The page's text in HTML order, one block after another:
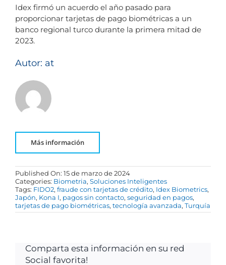
Idex firmó un acuerdo el año pasado para
proporcionar tarjetas de pago biométricas a un
banco regional turco durante la primera mitad de
2023.
Autor: at
Más información
Published On: 15 de marzo de 2024
Categories: Biometria, Soluciones Inteligentes
Tags: FIDO2, fraude con tarjetas de crédito, Idex Biometrics,
Japón, Kona I, pagos sin contacto, seguridad en pagos,
tarjetas de pago biométricas, tecnología avanzada, Turquía
Comparta esta información en su red
Social favorita!